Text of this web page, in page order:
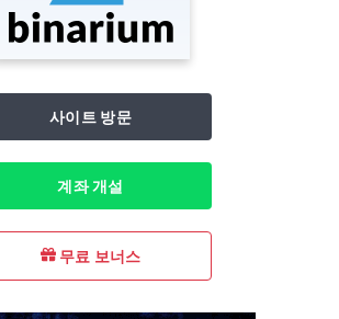
사이트 방문
계좌 개설
무료 보너스